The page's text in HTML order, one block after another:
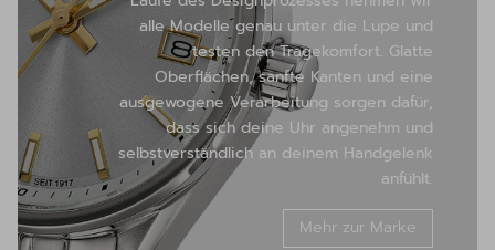
alle Modelle genau unter die Lupe und
testen den Tragekomfort. Glatte
Oberflächen, sanfte Kanten und eine
ausgewogene Verarbeitung sorgen dafür,
dass sich deine Uhr angenehm und
selbstverständlich an deinem Handgelenk
anfühlt.
Mehr zur Marke